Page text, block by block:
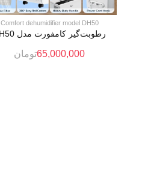
Comfort dehumidifier model DH50
رطوبت‌گیر کامفورت مدل DH50
65,000,000تومان